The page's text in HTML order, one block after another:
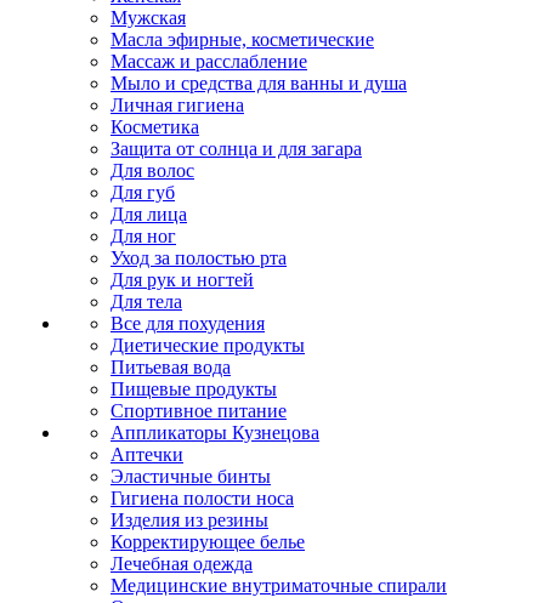
Мужская
Масла эфирные, косметические
Массаж и расслабление
Мыло и средства для ванны и душа
Личная гигиена
Косметика
Защита от солнца и для загара
Для волос
Для губ
Для лица
Для ног
Уход за полостью рта
Для рук и ногтей
Для тела
Все для похудения
Диетические продукты
Питьевая вода
Пищевые продукты
Спортивное питание
Аппликаторы Кузнецова
Аптечки
Эластичные бинты
Гигиена полости носа
Изделия из резины
Корректирующее белье
Лечебная одежда
Медицинские внутриматочные спирали